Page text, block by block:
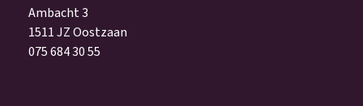
Ambacht 3
1511 JZ Oostzaan
075 684 30 55